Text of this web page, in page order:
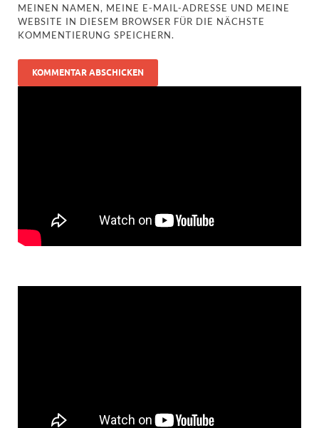
MEINEN NAMEN, MEINE E-MAIL-ADRESSE UND MEINE
WEBSITE IN DIESEM BROWSER FÜR DIE NÄCHSTE
KOMMENTIERUNG SPEICHERN.